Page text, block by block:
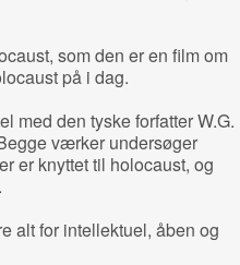
som den er en film om
på i dag.
med den tyske forfatter W.G.
værker undersøger
er knyttet til holocaust, og
alt for intellektuel, åben og